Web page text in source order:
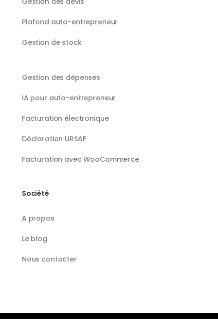
Plafond auto-entrepreneur
Gestion de stock
Gestion des dépenses
IA pour auto-entrepreneur
Facturation électronique
Déclaration URSAF
Facturation avec WooCommerce
Société
A propos
Le blog
Nous contacter